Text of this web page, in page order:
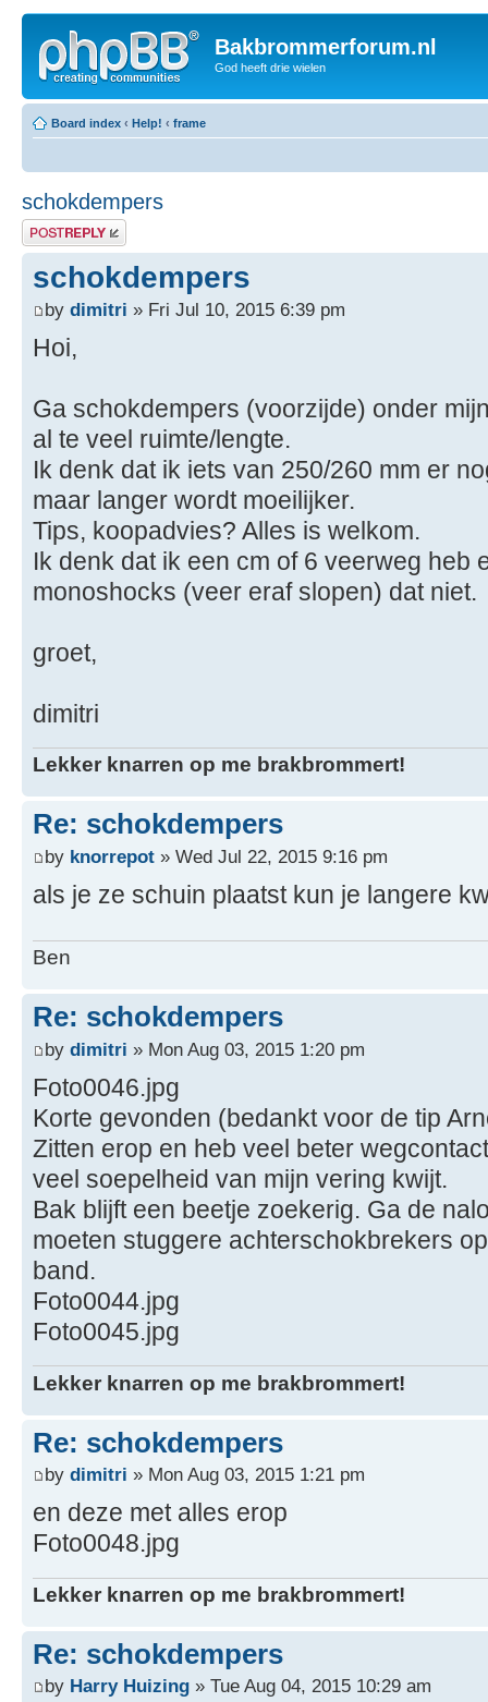
Bakbrommerforum.nl
God heeft drie wielen
Board index ‹ Help! ‹ frame
schokdempers
Post a reply
schokdempers
by dimitri » Fri Jul 10, 2015 6:39 pm
Hoi,
Ga schokdempers (voorzijde) onder
al te veel ruimte/lengte.
Ik denk dat ik iets van 250/260 mm er
maar langer wordt moeilijker.
Tips, koopadvies? Alles is welkom.
Ik denk dat ik een cm of 6 veerweg heb
monoshocks (veer eraf slopen) dat niet.
groet,
dimitri
Lekker knarren op me brakbrommert!
Re: schokdempers
by knorrepot » Wed Jul 22, 2015 9:16 pm
als je ze schuin plaatst kun je langere
Ben
Re: schokdempers
by dimitri » Mon Aug 03, 2015 1:20 pm
Foto0046.jpg
Korte gevonden (bedankt voor de tip
Zitten erop en heb veel beter
veel soepelheid van mijn vering kwijt.
Bak blijft een beetje zoekerig. Ga de
moeten stuggere achterschokbrekers
band.
Foto0044.jpg
Foto0045.jpg
Lekker knarren op me brakbrommert!
Re: schokdempers
by dimitri » Mon Aug 03, 2015 1:21 pm
en deze met alles erop
Foto0048.jpg
Lekker knarren op me brakbrommert!
Re: schokdempers
by Harry Huizing » Tue Aug 04, 2015 10:29 am